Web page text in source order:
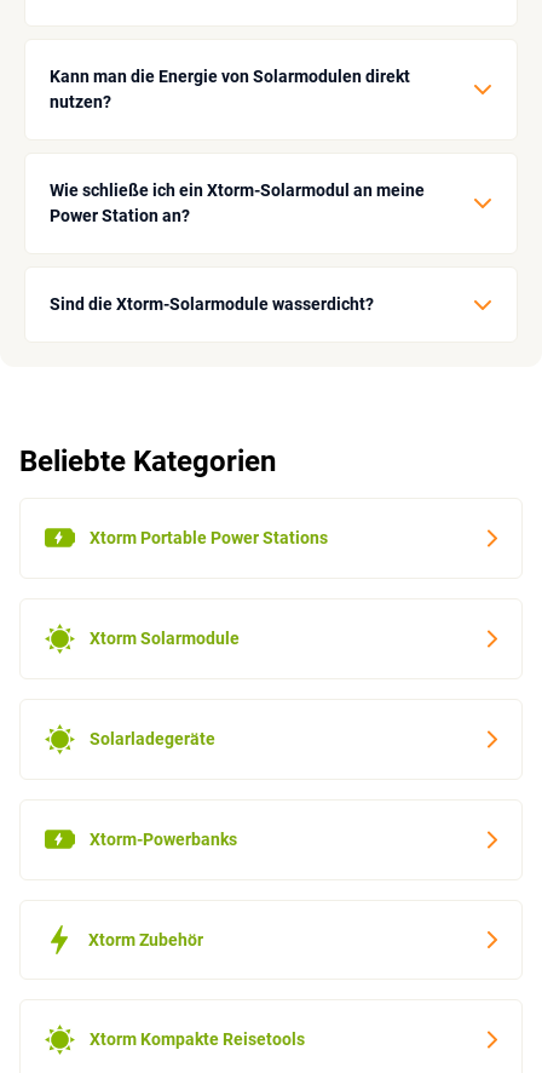
Kann man die Energie von Solarmodulen direkt
nutzen?
Wie schließe ich ein Xtorm-Solarmodul an meine
Power Station an?
Sind die Xtorm-Solarmodule wasserdicht?
Beliebte Kategorien
Xtorm Portable Power Stations
Xtorm Solarmodule
Solarladegeräte
Xtorm-Powerbanks
Xtorm Zubehör
Xtorm Kompakte Reisetools